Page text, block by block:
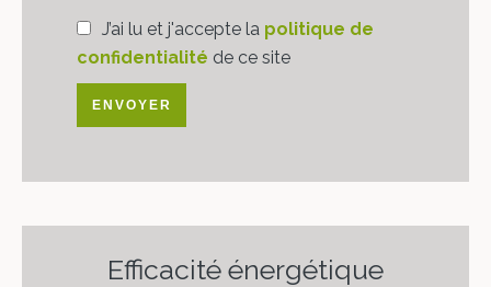
J’ai lu et j'accepte la politique de
confidentialité de ce site
ENVOYER
Efficacité énergétique